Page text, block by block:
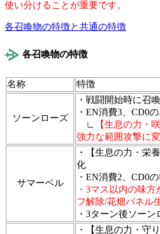
使い分けることが重要です。
各召喚物の特徴と共通の特徴
各召喚物の特徴
名称 特徴
ソーンローズ
・戦闘開始時に召
・EN消費3、CD0
∟
【生息の力・
強力な範囲攻撃に
サマーベル
・【生息の力・栄
化
・EN消費2、CD0
・3マス以内の味
フ解除/花畑パネル
・3ターン後ソーン
・【生息の力・守